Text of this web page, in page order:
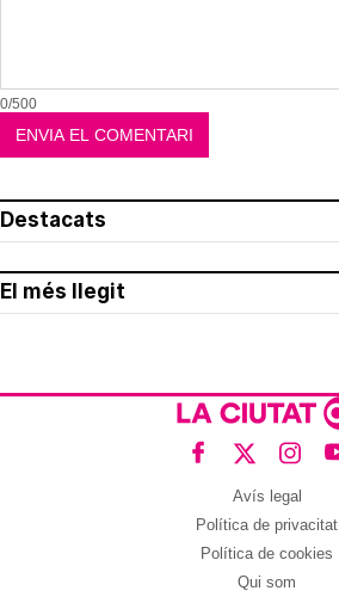
0/500
Destacats
El més llegit
Avís legal
Política de privacitat
Política de cookies
Qui som